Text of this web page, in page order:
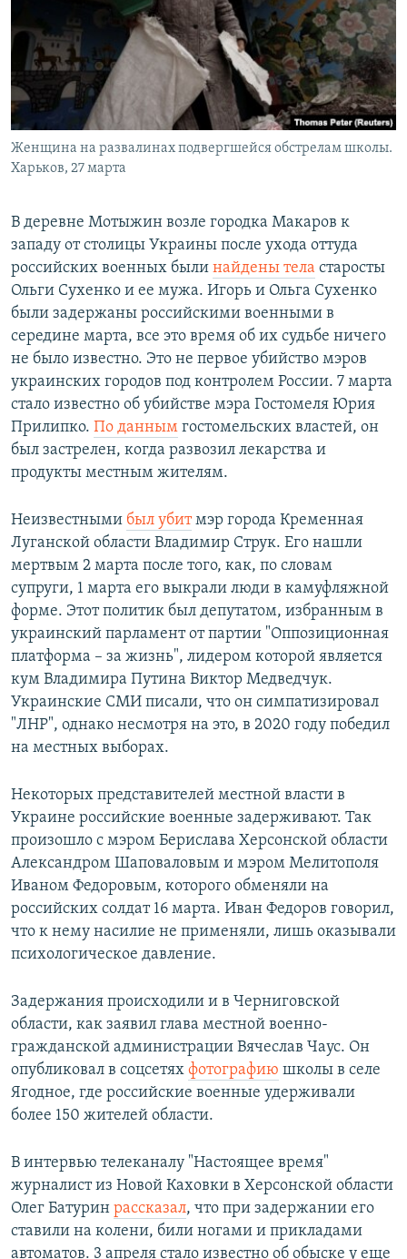
Женщина на развалинах подвергшейся обстрелам школы.
Харьков, 27 марта
В деревне Мотыжин возле городка Макаров к
западу от столицы Украины после ухода оттуда
российских военных были найдены тела старосты
Ольги Сухенко и ее мужа. Игорь и Ольга Сухенко
были задержаны российскими военными в
середине марта, все это время об их судьбе ничего
не было известно. Это не первое убийство мэров
украинских городов под контролем России. 7 марта
стало известно об убийстве мэра Гостомеля Юрия
Прилипко. По данным гостомельских властей, он
был застрелен, когда развозил лекарства и
продукты местным жителям.
Неизвестными был убитмэр города Кременная
Луганской области Владимир Струк. Его нашли
мертвым 2 марта после того, как, по словам
супруги, 1 марта его выкрали люди в камуфляжной
форме. Этот политик был депутатом, избранным в
украинский парламент от партии "Оппозиционная
платформа – за жизнь", лидером которой является
кум Владимира Путина Виктор Медведчук.
Украинские СМИ писали, что он симпатизировал
"ЛНР", однако несмотря на это, в 2020 году победил
на местных выборах.
Некоторых представителей местной власти в
Украине российские военные задерживают. Так
произошло с мэром Берислава Херсонской области
Александром Шаповаловым и мэром Мелитополя
Иваном Федоровым, которого обменяли на
российских солдат 16 марта. Иван Федоров говорил,
что к нему насилие не применяли, лишь оказывали
психологическое давление.
Задержания происходили и в Черниговской
области, как заявил глава местной военно-
гражданской администрации Вячеслав Чаус. Он
опубликовал в соцсетях фотографию школы в селе
Ягодное, где российские военные удерживали
более 150 жителей области.
В интервью телеканалу "Настоящее время"
журналист из Новой Каховки в Херсонской области
Олег Батурин рассказал, что при задержании его
ставили на колени, били ногами и прикладами
автоматов. 3 апреля стало известно об обыске у еще